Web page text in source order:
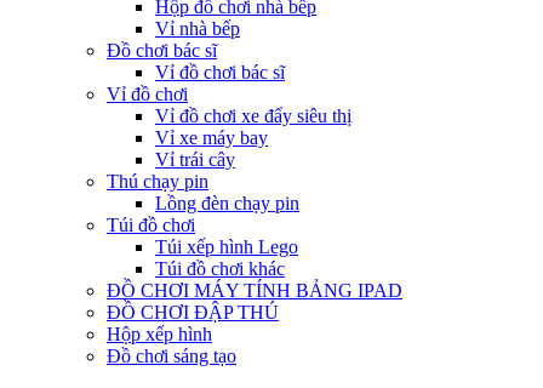
Hộp đồ chơi nhà bếp
Vỉ nhà bếp
Đồ chơi bác sĩ
Vỉ đồ chơi bác sĩ
Vỉ đồ chơi
Vỉ đồ chơi xe đẩy siêu thị
Vỉ xe máy bay
Vỉ trái cây
Thú chạy pin
Lồng đèn chạy pin
Túi đồ chơi
Túi xếp hình Lego
Túi đồ chơi khác
ĐỒ CHƠI MÁY TÍNH BẢNG IPAD
ĐỒ CHƠI ĐẬP THÚ
Hộp xếp hình
Đồ chơi sáng tạo